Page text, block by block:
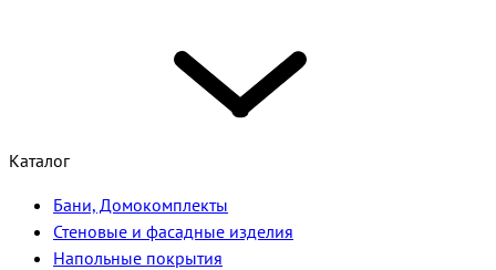
Каталог
Бани, Домокомплекты
Стеновые и фасадные изделия
Напольные покрытия